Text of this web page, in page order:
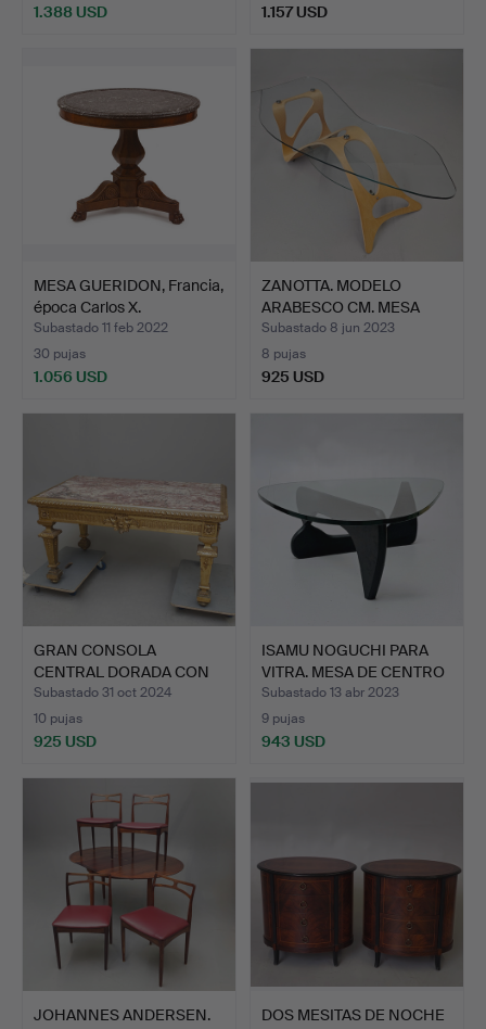
1.388 USD 1.157 USD
MESA GUERIDON, Francia,
época Carlos X.
Subastado 11 feb 2022
30 pujas
1.056 USD
ZANOTTA. MODELO
ARABESCO CM. MESA
AUXILIAR.
Subastado 8 jun 2023
8 pujas
925 USD
GRAN CONSOLA
CENTRAL DORADA CON
EL SOBRE D…
Subastado 31 oct 2024
10 pujas
925 USD
ISAMU NOGUCHI PARA
VITRA. MESA DE CENTRO
"…
Subastado 13 abr 2023
9 pujas
943 USD
JOHANNES ANDERSEN.
DOS MESITAS DE NOCHE